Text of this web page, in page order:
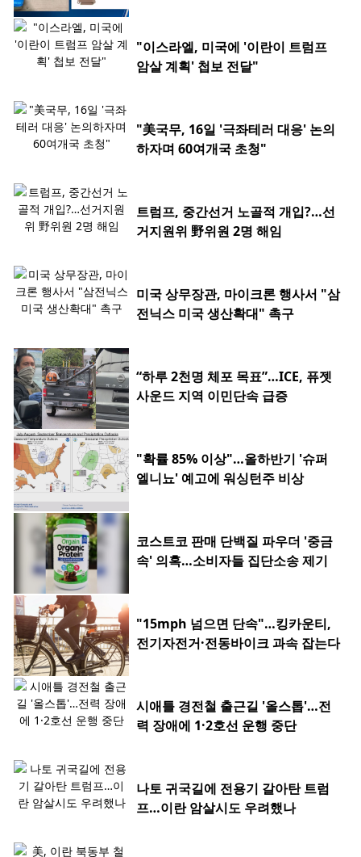
"이스라엘, 미국에 '이란이 트럼프
암살 계획' 첩보 전달"
"美국무, 16일 '극좌테러 대응' 논의
하자며 60여개국 초청"
트럼프, 중간선거 노골적 개입?…선
거지원위 野위원 2명 해임
미국 상무장관, 마이크론 행사서 "삼
전닉스 미국 생산확대" 촉구
“하루 2천명 체포 목표”…ICE, 퓨젯
사운드 지역 이민단속 급증
"확률 85% 이상"…올하반기 '슈퍼
엘니뇨' 예고에 워싱턴주 비상
코스트코 판매 단백질 파우더 '중금
속' 의혹…소비자들 집단소송 제기
"15mph 넘으면 단속"…킹카운티,
전기자전거·전동바이크 과속 잡는다
시애틀 경전철 출근길 '올스톱'…전
력 장애에 1·2호선 운행 중단
나토 귀국길에 전용기 갈아탄 트럼
프…이란 암살시도 우려했나